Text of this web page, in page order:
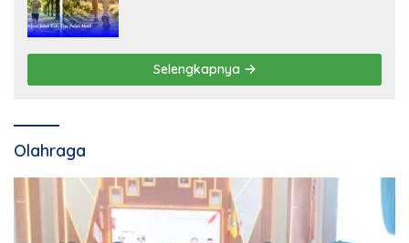
Selengkapnya
Olahraga